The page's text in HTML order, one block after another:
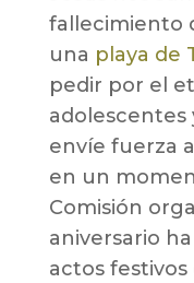
fallecimiento
una playa de
pedir por el
adolescentes
envíe fuerza
en un
Comisión
aniversario
actos